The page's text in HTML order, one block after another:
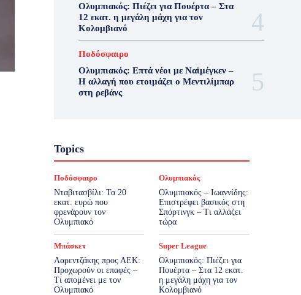
Ολυμπιακός: Πιέζει για Πουέρτα – Στα
12 εκατ. η μεγάλη μάχη για τον
Κολομβιανό
Ποδόσφαιρο
Ολυμπιακός: Επτά νέοι με Ναϊμέγκεν –
Η αλλαγή που ετοιμάζει ο Μεντιλίμπαρ
στη ρεβάνς
Topics
Ποδόσφαιρο
Νταβιτασβίλι: Τα 20
εκατ. ευρώ που
φρενάρουν τον
Ολυμπιακό
Ολυμπιακός
Ολυμπιακός – Ιωαννίδης:
Επιστρέφει βασικός στη
Σπόρτινγκ – Τι αλλάζει
τώρα
Μπάσκετ
Λαρεντζάκης προς ΑΕΚ:
Προχωρούν οι επαφές –
Τι απομένει με τον
Ολυμπιακό
Super League
Ολυμπιακός: Πιέζει για
Πουέρτα – Στα 12 εκατ.
η μεγάλη μάχη για τον
Κολομβιανό